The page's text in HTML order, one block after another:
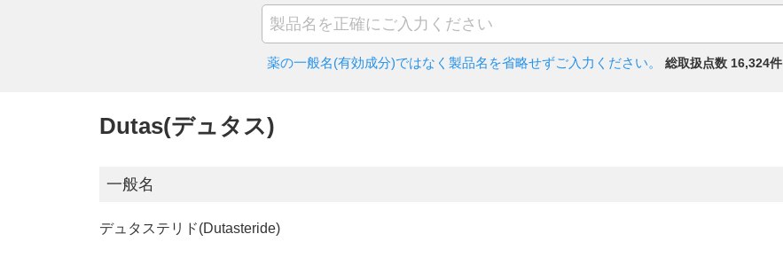
薬の一般名(有効成分)ではなく 製品名を省略せずご入力ください。 総取扱点数 16,324件
Dutas(デュタス)
一般名
デュタステリド(Dutasteride)